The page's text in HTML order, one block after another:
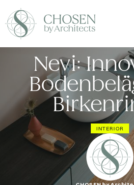
Nevi:
INTERIOR